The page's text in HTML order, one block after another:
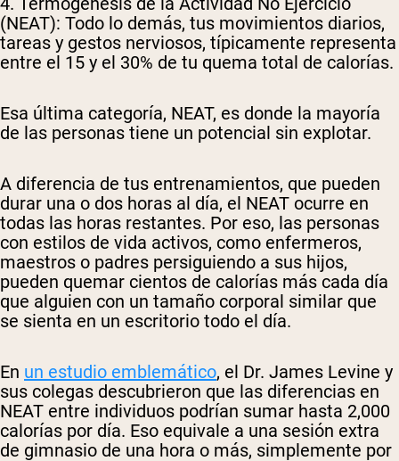
(NEAT): Todo lo demás, tus movimientos diarios,
tareas y gestos nerviosos, típicamente representa
entre el 15 y el 30% de tu quema total de calorías.
Esa última categoría, NEAT, es donde la mayoría
de las personas tiene un potencial sin explotar.
A diferencia de tus entrenamientos, que pueden
durar una o dos horas al día, el NEAT ocurre en
todas las horas restantes. Por eso, las personas
con estilos de vida activos, como enfermeros,
maestros o padres persiguiendo a sus hijos,
pueden quemar cientos de calorías más cada día
que alguien con un tamaño corporal similar que
se sienta en un escritorio todo el día.
En un estudio emblemático, el Dr. James Levine y
sus colegas descubrieron que las diferencias en
NEAT entre individuos podrían sumar hasta 2,000
calorías por día. Eso equivale a una sesión extra
de gimnasio de una hora o más, simplemente por